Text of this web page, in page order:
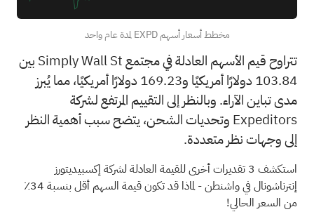
مخطط أسعار أسهم EXPD لمدة عام واحد
تتراوح قيم الأسهم العادلة في مجتمع Simply Wall St بين
103.84 دولارًا أمريكيًا و169.23 دولارًا أمريكيًا، مما يُبرز
مدى تباين الآراء. وبالنظر إلى التقييم المرتفع لشركة
Expeditors وتحديات الشحن، يتضح سبب أهمية النظر
إلى وجهات نظر متعددة.
استكشف 3 تقديرات أخرى للقيمة العادلة لشركة إكسبيديتورز
إنترناشونال في واشنطن
- لماذا قد تكون قيمة السهم أقل بنسبة 34٪
من السعر الحالي!